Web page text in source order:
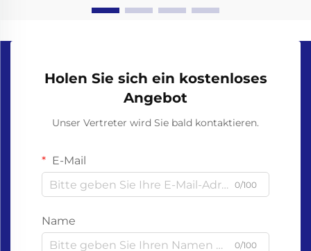
Holen Sie sich ein kostenloses
Angebot
Unser Vertreter wird Sie bald kontaktieren.
E-Mail
0/100
Name
0/100